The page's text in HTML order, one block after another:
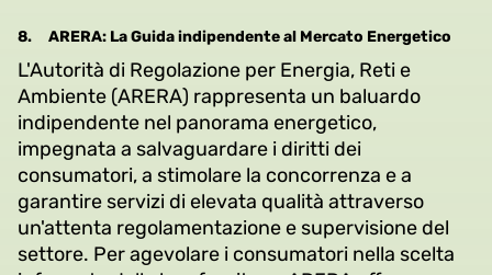
8. ARERA: La Guida indipendente al Mercato Energetico
L'Autorità di Regolazione per Energia, Reti e
Ambiente (ARERA) rappresenta un baluardo
indipendente nel panorama energetico,
impegnata a salvaguardare i diritti dei
consumatori, a stimolare la concorrenza e a
garantire servizi di elevata qualità attraverso
un'attenta regolamentazione e supervisione del
settore. Per agevolare i consumatori nella scelta